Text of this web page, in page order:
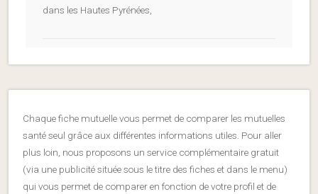
dans les Hautes Pyrénées,
Chaque fiche mutuelle vous permet de comparer les mutuelles
santé seul grâce aux différentes informations utiles. Pour aller
plus loin, nous proposons un service complémentaire gratuit
(via une publicité située sous le titre des fiches et dans le menu)
qui vous permet de comparer en fonction de votre profil et de